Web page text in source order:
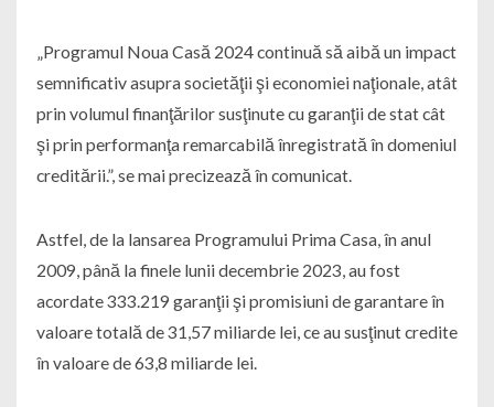
„Programul Noua Casă 2024 continuă să aibă un impact
semnificativ asupra societăţii şi economiei naţionale, atât
prin volumul finanţărilor susţinute cu garanţii de stat cât
şi prin performanţa remarcabilă înregistrată în domeniul
creditării.”, se mai precizează în comunicat.
Astfel, de la lansarea Programului Prima Casa, în anul
2009, până la finele lunii decembrie 2023, au fost
acordate 333.219 garanţii şi promisiuni de garantare în
valoare totală de 31,57 miliarde lei, ce au susţinut credite
în valoare de 63,8 miliarde lei.